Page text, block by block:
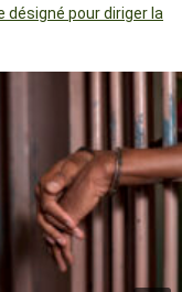
désigné pour diriger la